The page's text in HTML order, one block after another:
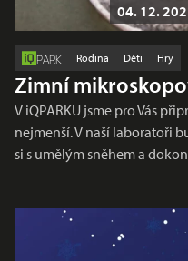
04. 12.
PARK Rodina Děti Hry
Zimní
V iQPARKU jsme pro Vás
nejmenší. V naší laboratoři
si s umělým sněhem a